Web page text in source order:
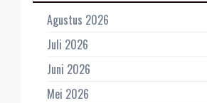
Agustus 2026
Juli 2026
Juni 2026
Mei 2026